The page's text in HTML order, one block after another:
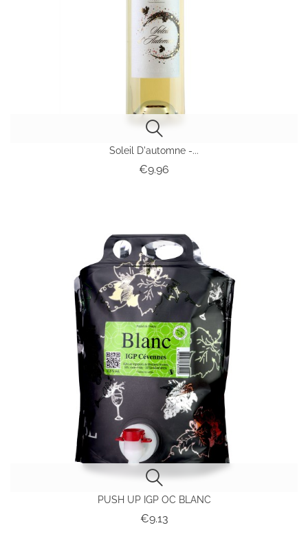
Soleil D'automne -...
€9.96
PUSH UP IGP OC BLANC
€9.13Price